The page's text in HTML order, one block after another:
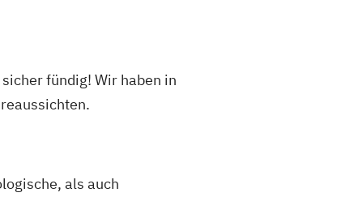
fündig! Wir haben in
als auch